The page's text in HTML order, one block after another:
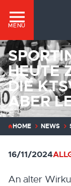
MENÜ
HEUTE
DIE
ABER
HOME NEWS
16/11/2024
An alter